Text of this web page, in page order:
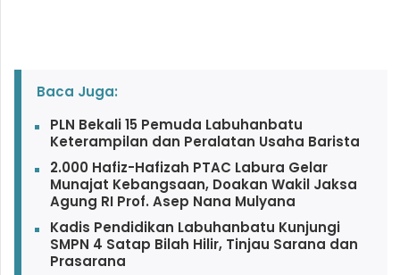
Baca Juga:
PLN Bekali 15 Pemuda Labuhanbatu
Keterampilan dan Peralatan Usaha Barista
2.000 Hafiz-Hafizah PTAC Labura Gelar
Munajat Kebangsaan, Doakan Wakil Jaksa
Agung RI Prof. Asep Nana Mulyana
Kadis Pendidikan Labuhanbatu Kunjungi
SMPN 4 Satap Bilah Hilir, Tinjau Sarana dan
Prasarana